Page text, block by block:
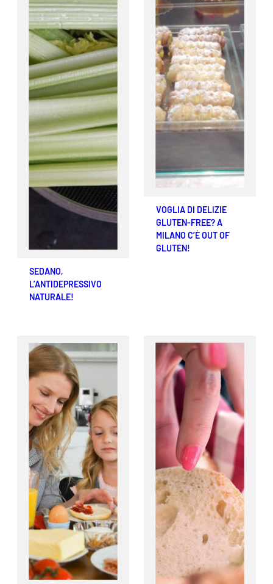
SEDANO,
L’ANTIDEPRESSIVO
NATURALE!
VOGLIA DI DELIZIE
GLUTEN-FREE? A
MILANO C’È OUT OF
GLUTEN!